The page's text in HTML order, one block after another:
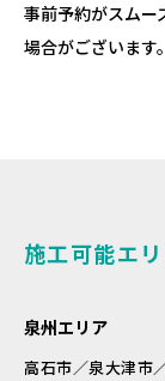
事前予約がスムー
場合がございます。
施工可能エ
泉州エリア
高石市／泉大津市